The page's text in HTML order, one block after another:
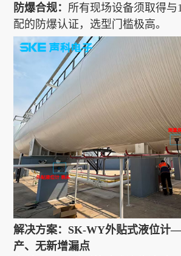
防爆合规： 所有现场设备须取得与
配的防爆认证，选型门槛极高。
解决方案：SK-WY外贴式液位计
产、无新增漏点